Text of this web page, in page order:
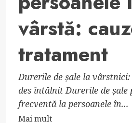
vârstă:
tratament
Durerile de șale la
des întâlnit Durerile de șale
frecventă la persoanele în...
Mai multRead